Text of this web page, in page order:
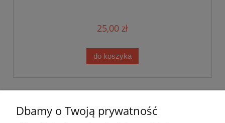
25,00 zł
do koszyka
Dbamy o Twoją prywatność